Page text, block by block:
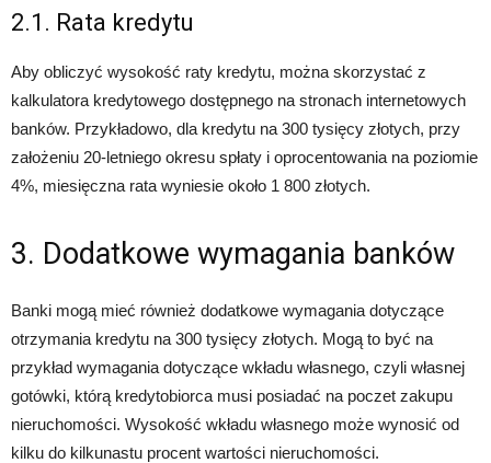
2.1. Rata kredytu
Aby obliczyć wysokość raty kredytu, można skorzystać z
kalkulatora kredytowego dostępnego na stronach internetowych
banków. Przykładowo, dla kredytu na 300 tysięcy złotych, przy
założeniu 20-letniego okresu spłaty i oprocentowania na poziomie
4%, miesięczna rata wyniesie około 1 800 złotych.
3. Dodatkowe wymagania banków
Banki mogą mieć również dodatkowe wymagania dotyczące
otrzymania kredytu na 300 tysięcy złotych. Mogą to być na
przykład wymagania dotyczące wkładu własnego, czyli własnej
gotówki, którą kredytobiorca musi posiadać na poczet zakupu
nieruchomości. Wysokość wkładu własnego może wynosić od
kilku do kilkunastu procent wartości nieruchomości.